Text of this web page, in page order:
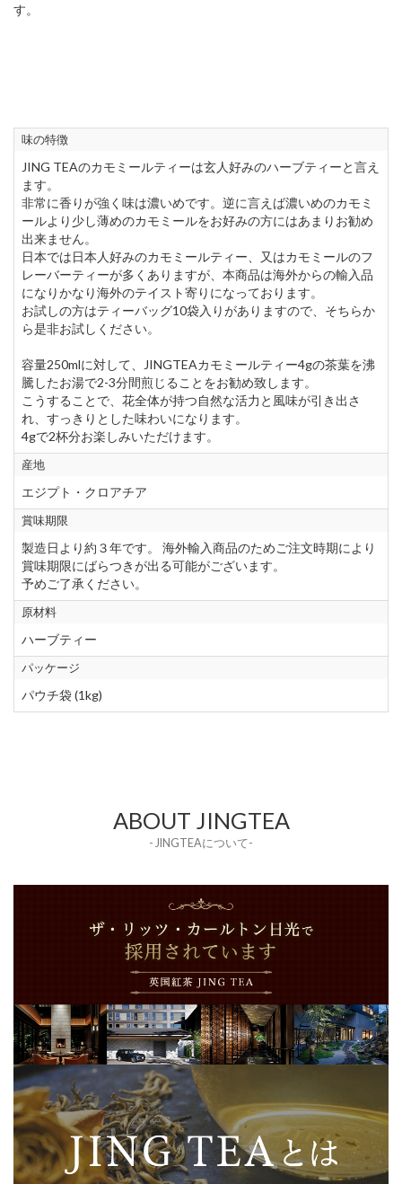
す。
味の特徴
JING TEAのカモミールティーは玄人好みのハーブティーと言え
ます。
非常に香りが強く味は濃いめです。逆に言えば濃いめのカモミ
ールより少し薄めのカモミールをお好みの方にはあまりお勧め
出来ません。
日本では日本人好みのカモミールティー、又はカモミールのフ
レーバーティーが多くありますが、本商品は海外からの輸入品
になりかなり海外のテイスト寄りになっております。
お試しの方はティーバッグ10袋入りがありますので、そちらか
ら是非お試しください。
容量250mlに対して、JINGTEAカモミールティー4gの茶葉を沸
騰したお湯で2-3分間煎じることをお勧め致します。
こうすることで、花全体が持つ自然な活力と風味が引き出さ
れ、すっきりとした味わいになります。
4gで2杯分お楽しみいただけます。
産地
エジプト・クロアチア
賞味期限
製造日より約３年です。 海外輸入商品のためご注文時期により
賞味期限にばらつきが出る可能がございます。
予めご了承ください。
原材料
ハーブティー
パッケージ
パウチ袋 (1kg)
ABOUT JINGTEA
- JINGTEAについて-